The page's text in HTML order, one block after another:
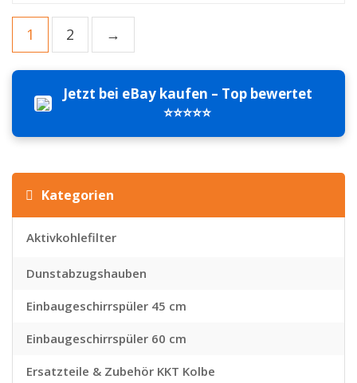
1 2 →
Jetzt bei eBay kaufen – Top bewertet
⭐⭐⭐⭐⭐
Kategorien
Aktivkohlefilter
Dunstabzugshauben
Einbaugeschirrspüler 45 cm
Einbaugeschirrspüler 60 cm
Ersatzteile & Zubehör KKT Kolbe